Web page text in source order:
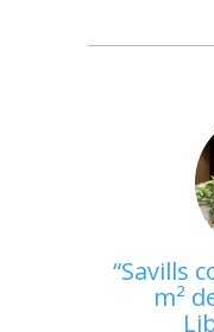
Savills
m²